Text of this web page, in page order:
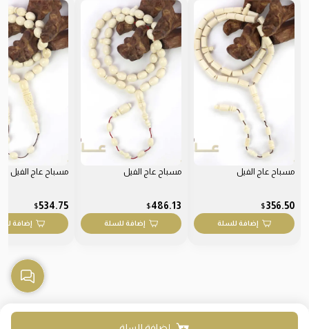
مسباح عاج الفيل
356.50
$
إضافة للسلة
مسباح عاج الفيل
486.13
$
إضافة للسلة
مسباح عاج الفيل
534.75
$
إضافة